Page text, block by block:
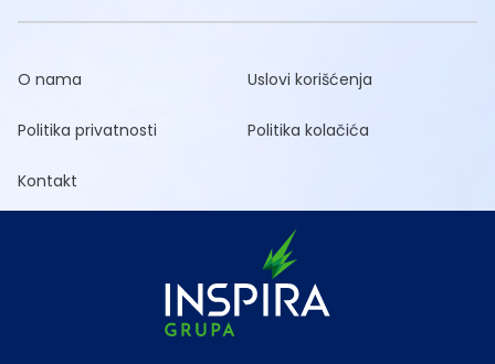
O nama Uslovi korišćenja
Politika privatnosti Politika kolačića
Kontakt